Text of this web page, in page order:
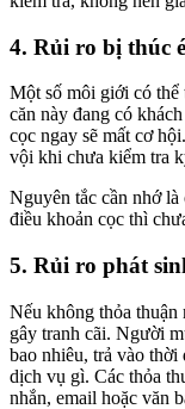
4. Rủi ro bị thúc
Một số môi giới có thể
căn này đang có
cọc ngay sẽ mất cơ
vội khi chưa kiểm tra
Nguyên tắc cần nhớ
điều khoản cọc thì
5. Rủi ro phát
Nếu không thỏa
gây tranh cãi. Người
bao nhiêu, trả vào
dịch vụ gì. Các thỏa
nhắn, email hoặc văn